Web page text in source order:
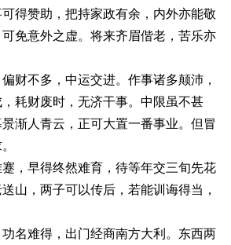
得赞助，把持家政有余，内外亦能敬
免意外之虚。将来齐眉偕老，苦乐亦
偏财不多，中运交进。作事诸多颠沛，
耗财废时，无济干事。中限虽不甚
渐人青云，正可大置一番事业。但冒
蹇，早得终然难育，待等年交三旬先花
山，两子可以传后，若能训诲得当，
功名难得，出门经商南方大利。东西两